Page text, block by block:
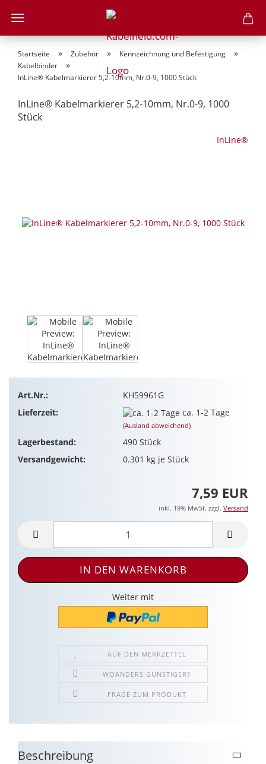
Startseite » Zubehör » Kennzeichnung und Befestigung »
Kabelbinder »
InLine® Kabelmarkierer 5,2-10mm, Nr.0-9, 1000 Stück
InLine® Kabelmarkierer 5,2-10mm, Nr.0-9, 1000
Stück
InLine®
Art.Nr.:
KH59961G
Lieferzeit:
ca. 1-2 Tage
(Ausland abweichend)
Lagerbestand: 490 Stück
Versandgewicht:
0.301 kg je Stück
7,59 EUR
inkl. 19% MwSt. zzgl. Versand
Weiter mit
AUF DEN MERKZETTEL
WOANDERS GÜNSTIGER?
FRAGE ZUM PRODUKT
Beschreibung